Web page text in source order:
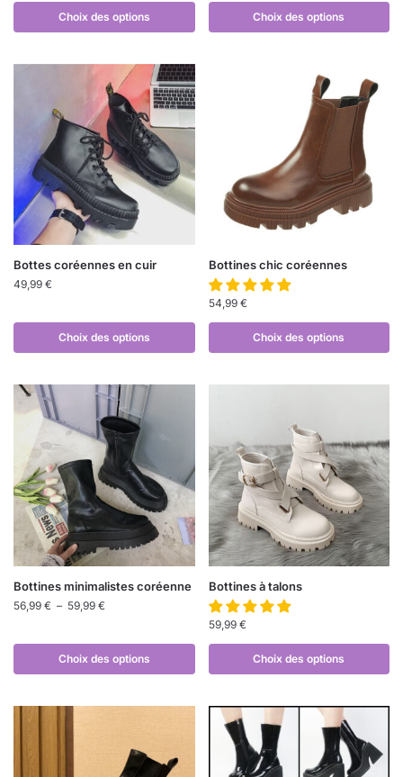
Choix des options Choix des options
Bottes coréennes en cuir
49,99 €
Choix des options
Bottines chic coréennes
54,99 €
Choix des options
Bottines minimalistes coréenne
56,99 € – 59,99 €
Choix des options
Bottines à talons
59,99 €
Choix des options